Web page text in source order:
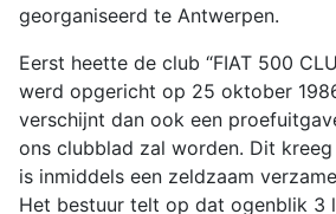
georganiseerd te Antwerpen.
Eerst heette de club “FIAT 500
werd opgericht op 25 oktober
verschijnt dan ook een
ons clubblad zal worden. Dit
is inmiddels een zeldzaam
Het bestuur telt op dat ogenblik 3